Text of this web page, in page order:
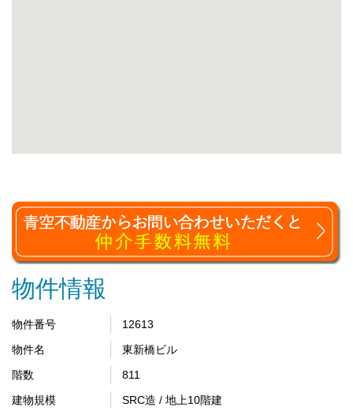
物件情報
物件番号
12613
物件名
東新橋ビル
階数
811
建物規模
SRC造 / 地上10階建